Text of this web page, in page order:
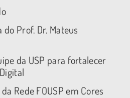
do Prof. Dr. Mateus
da USP para fortalecer
Rede FOUSP em Cores